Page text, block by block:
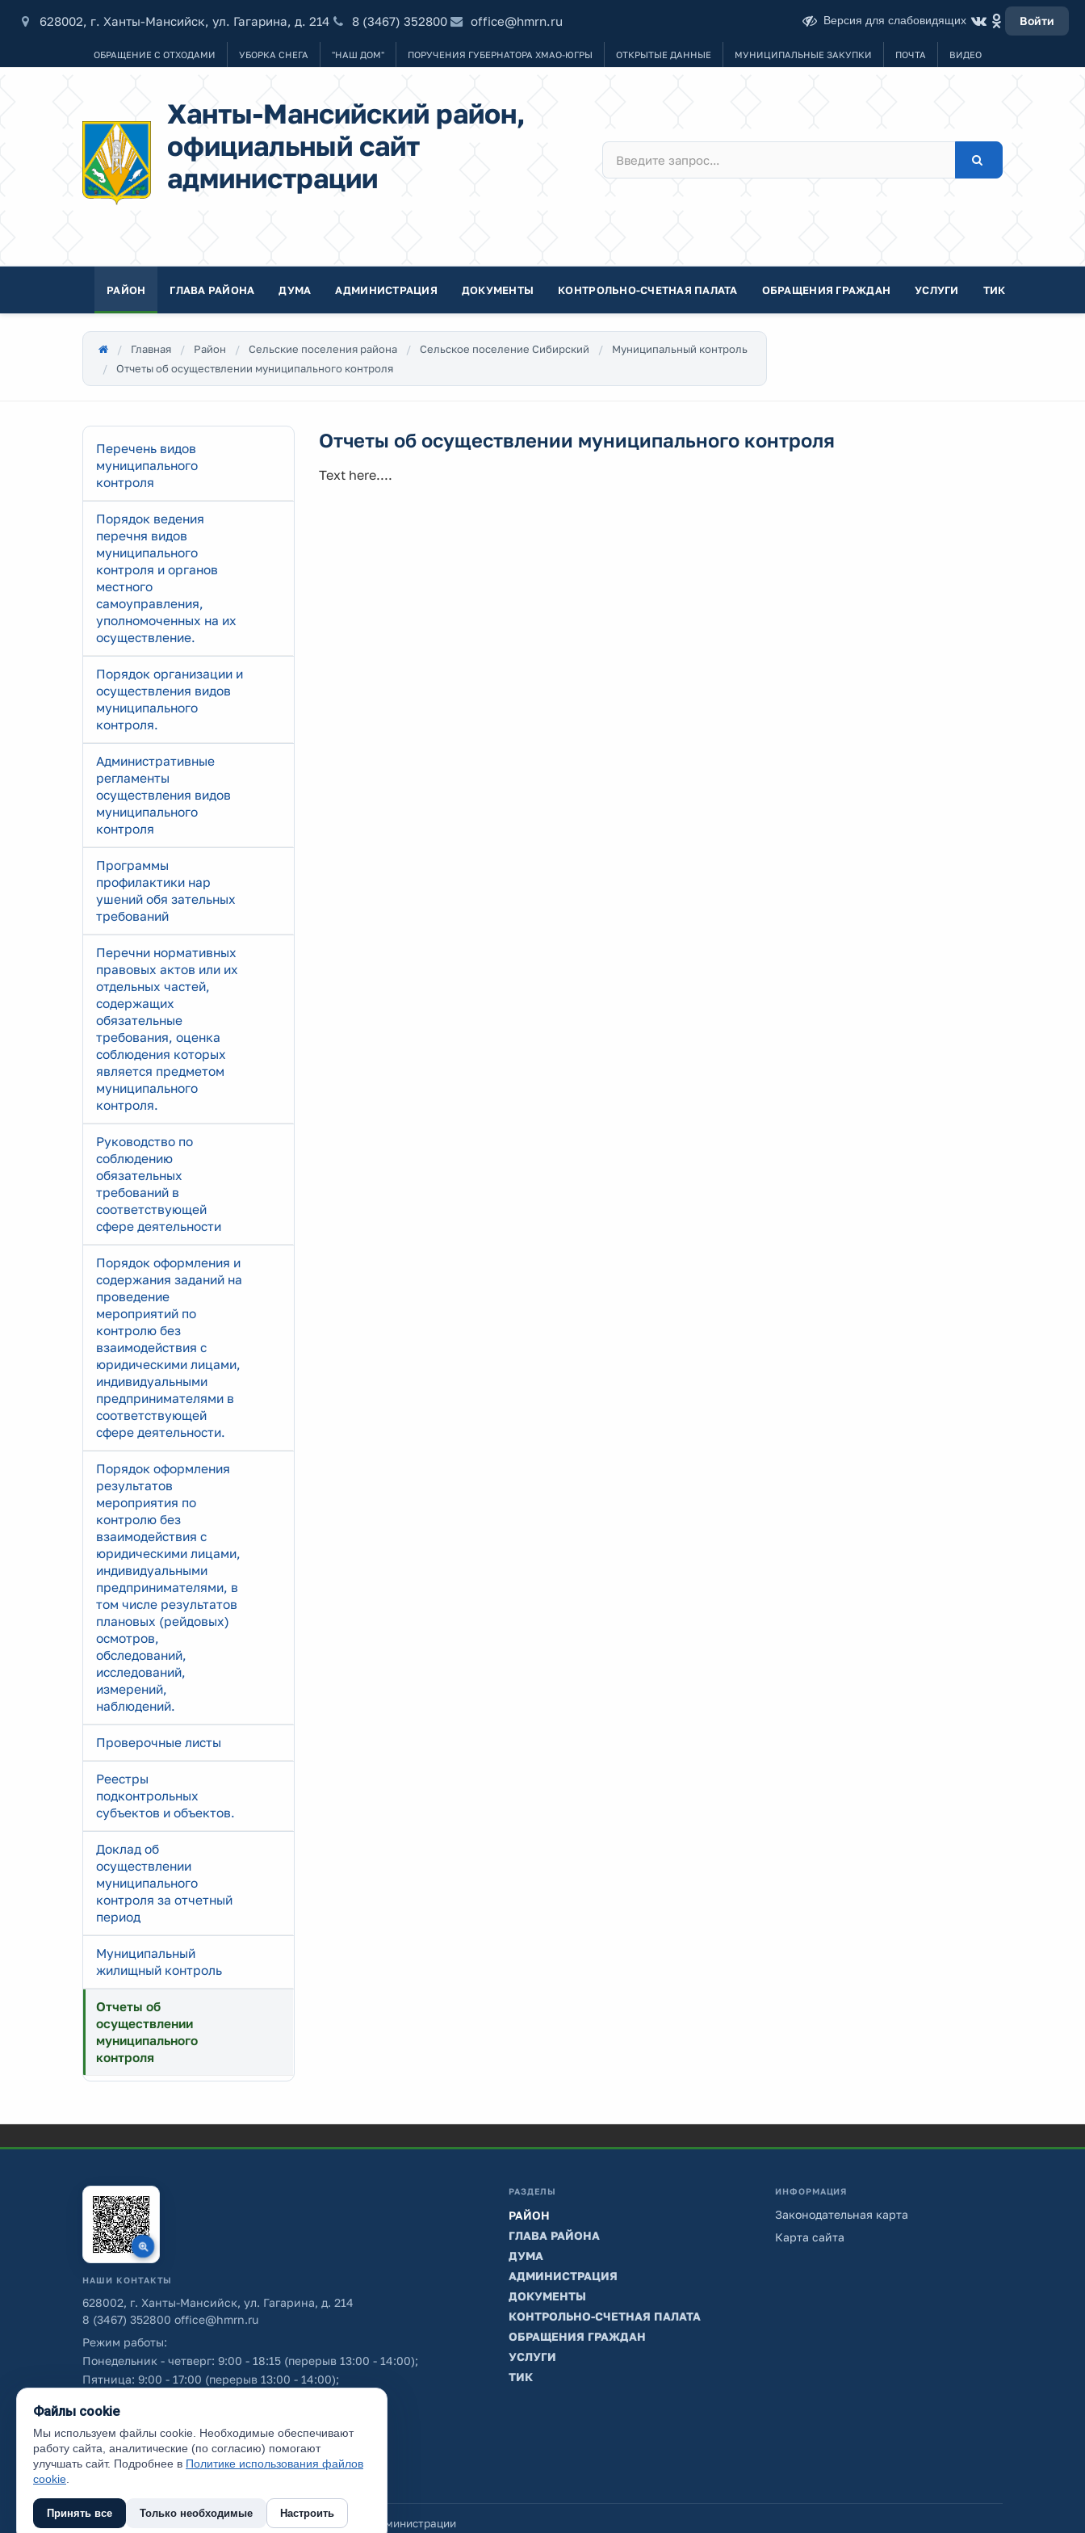
628002, г. Ханты-Мансийск, ул. Гагарина, д. 214 8 (3467) 352800 office@hmrn.ru Версия для слабовидящих Войти
ОБРАЩЕНИЕ С ОТХОДАМИ УБОРКА СНЕГА "НАШ ДОМ" ПОРУЧЕНИЯ ГУБЕРНАТОРА ХМАО-ЮГРЫ ОТКРЫТЫЕ ДАННЫЕ МУНИЦИПАЛЬНЫЕ ЗАКУПКИ ПОЧТА ВИДЕО
Ханты-Мансийский район,
официальный сайт
администрации
РАЙОН ГЛАВА РАЙОНА ДУМА АДМИНИСТРАЦИЯ ДОКУМЕНТЫ КОНТРОЛЬНО-СЧЕТНАЯ ПАЛАТА ОБРАЩЕНИЯ ГРАЖДАН УСЛУГИ ТИК
Главная Район Сельские поселения района Сельское поселение Сибирский
Муниципальный контроль
Отчеты об осуществлении муниципального контроля
Перечень видов
муниципального
контроля
Порядок ведения
перечня видов
муниципального
контроля и органов
местного
самоуправления,
уполномоченных на их
осуществление.
Порядок организации и
осуществления видов
муниципального
контроля.
Административные
регламенты
осуществления видов
муниципального
контроля
Программы
профилактики нар
ушений обя зательных
требований
Перечни нормативных
правовых актов или их
отдельных частей,
содержащих
обязательные
требования, оценка
соблюдения которых
является предметом
муниципального
контроля.
Руководство по
соблюдению
обязательных
требований в
соответствующей
сфере деятельности
Порядок оформления и
содержания заданий на
проведение
мероприятий по
контролю без
взаимодействия с
юридическими лицами,
индивидуальными
предпринимателями в
соответствующей
сфере деятельности.
Порядок оформления
результатов
мероприятия по
контролю без
взаимодействия с
юридическими лицами,
индивидуальными
предпринимателями, в
том числе результатов
плановых (рейдовых)
осмотров,
обследований,
исследований,
измерений,
наблюдений.
Проверочные листы
Реестры
подконтрольных
субъектов и объектов.
Доклад об
осуществлении
муниципального
контроля за отчетный
период
Муниципальный
жилищный контроль
Отчеты об
осуществлении
муниципального
контроля
Отчеты об осуществлении муниципального контроля
Text here....
НАШИ КОНТАКТЫ
628002, г. Ханты-Мансийск, ул. Гагарина, д. 214
8 (3467) 352800 office@hmrn.ru
Режим работы:
Понедельник - четверг: 9:00 - 18:15 (перерыв 13:00 - 14:00);
Пятница: 9:00 - 17:00 (перерыв 13:00 - 14:00);
Об использовании персональных данных
РАЗДЕЛЫ
РАЙОН
ГЛАВА РАЙОНА
ДУМА
АДМИНИСТРАЦИЯ
ДОКУМЕНТЫ
КОНТРОЛЬНО-СЧЕТНАЯ ПАЛАТА
ОБРАЩЕНИЯ ГРАЖДАН
УСЛУГИ
ТИК
ИНФОРМАЦИЯ
Законодательная карта
Карта сайта
(с) 2017 Ханты-Мансийский район, официальный сайт администрации
Файлы cookie
Мы используем файлы cookie. Необходимые обеспечивают
работу сайта, аналитические (по согласию) помогают
улучшать сайт. Подробнее в Политике использования файлов
cookie
Принять все Только необходимые Настроить